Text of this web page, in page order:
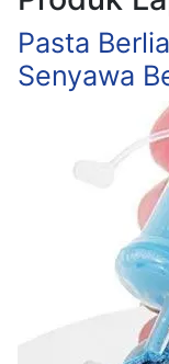
Pasta
Senyawa